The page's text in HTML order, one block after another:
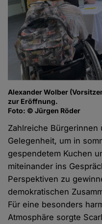
Alexander Wolber
zur Eröffnung.
Foto: © Jürgen Röder
Zahlreiche
Gelegenheit, um in
gespendetem Kuchen
miteinander ins
Perspektiven zu
demokratischen
Für eine besonders
Atmosphäre sorgte